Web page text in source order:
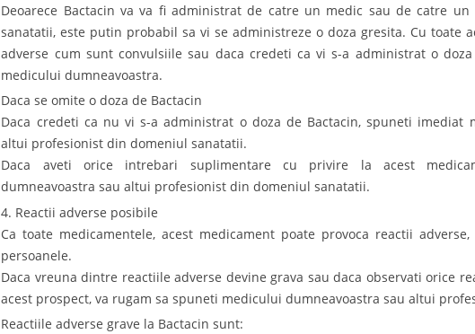
Deoarece Bactacin va va fi administrat de catre un medic sau de catre
sanatatii, este putin probabil sa vi se administreze o doza gresita. Cu toate
adverse cum sunt convulsiile sau daca credeti ca vi s-a administrat o
medicului dumneavoastra.
Daca se omite o doza de Bactacin
Daca credeti ca nu vi s-a administrat o doza de Bactacin, spuneti imediat
altui profesionist din domeniul sanatatii.
Daca aveti orice intrebari suplimentare cu privire la acest
dumneavoastra sau altui profesionist din domeniul sanatatii.
4. Reactii adverse posibile
Ca toate medicamentele, acest medicament poate provoca reactii
persoanele.
Daca vreuna dintre reactiile adverse devine grava sau daca observati orice
acest prospect, va rugam sa spuneti medicului dumneavoastra sau altui
Reactiile adverse grave la Bactacin sunt: